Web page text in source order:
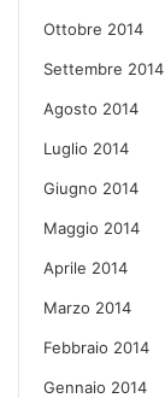
Ottobre 2014
Settembre 2014
Agosto 2014
Luglio 2014
Giugno 2014
Maggio 2014
Aprile 2014
Marzo 2014
Febbraio 2014
Gennaio 2014